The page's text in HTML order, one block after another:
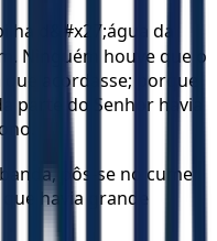
d&#x27;água da
Ninguém houve que o
acordasse; porque
parte do Senhor havia
pôs-se no cume
havia grande